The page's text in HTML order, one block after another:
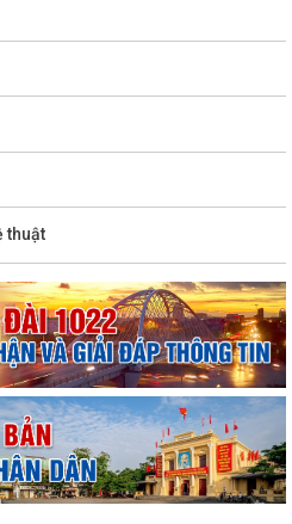
thuật
TRƯỜNG TÂN HÈ NĂM 2026
làm sạch dữ liệu y tế và tạo lập Sổ
ngành Tuyên giáo của Đảng
truyền...
TRONG XÂY DỰNG THÀNH PHỐ